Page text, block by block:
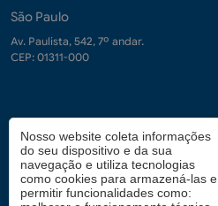
São Paulo
Av. Paulista, 542, 7º andar.
CEP: 01311-000
Contrate-nos
demanda.conhecimento@fgv.br
+ 55 (21) 3799-6066
Nosso website coleta informações
do seu dispositivo e da sua
navegação e utiliza tecnologias
como cookies para armazená-las e
permitir funcionalidades como: